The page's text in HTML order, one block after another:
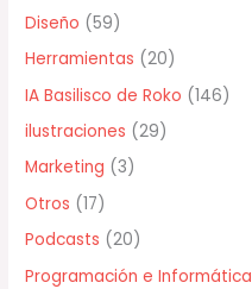
o
r
:
Diseño (59)
Herramientas (20)
IA Basilisco de Roko (146)
ilustraciones (29)
Marketing (3)
Otros (17)
Podcasts (20)
Programación e Informática